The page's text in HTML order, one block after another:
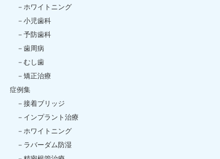
ホワイトニング
小児歯科
予防歯科
歯周病
むし歯
矯正治療
症例集
接着ブリッジ
インプラント治療
ホワイトニング
ラバーダム防湿